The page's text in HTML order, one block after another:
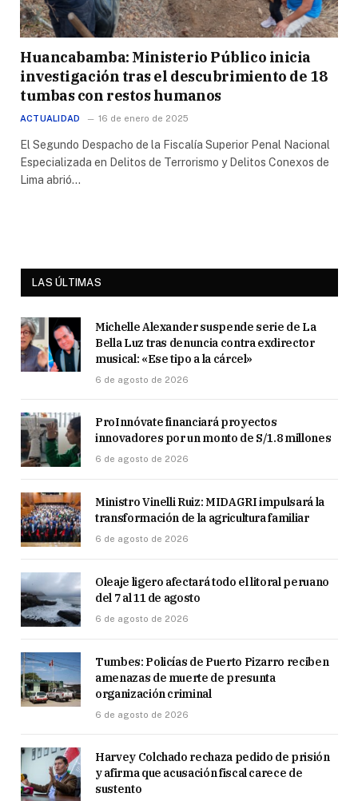
Huancabamba: Ministerio Público inicia
investigación tras el descubrimiento de 18
tumbas con restos humanos
ACTUALIDAD 16 de enero de 2025
El Segundo Despacho de la Fiscalía Superior Penal Nacional
Especializada en Delitos de Terrorismo y Delitos Conexos de
Lima abrió…
LAS ÚLTIMAS
Michelle Alexander suspende serie de La
Bella Luz tras denuncia contra exdirector
musical: «Ese tipo a la cárcel»
6 de agosto de 2026
ProInnóvate financiará proyectos
innovadores por un monto de S/1.8 millones
6 de agosto de 2026
Ministro Vinelli Ruiz: MIDAGRI impulsará la
transformación de la agricultura familiar
6 de agosto de 2026
Oleaje ligero afectará todo el litoral peruano
del 7 al 11 de agosto
6 de agosto de 2026
Tumbes: Policías de Puerto Pizarro reciben
amenazas de muerte de presunta
organización criminal
6 de agosto de 2026
Harvey Colchado rechaza pedido de prisión
y afirma que acusación fiscal carece de
sustento